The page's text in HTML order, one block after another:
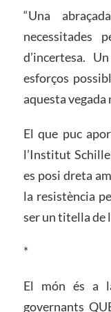
“Una
necessitades
d’incertesa.
esforços
aquesta vegada
El que puc
l’Institut
es posi dreta
la resistència
ser un titella de
*
El món és a
governants